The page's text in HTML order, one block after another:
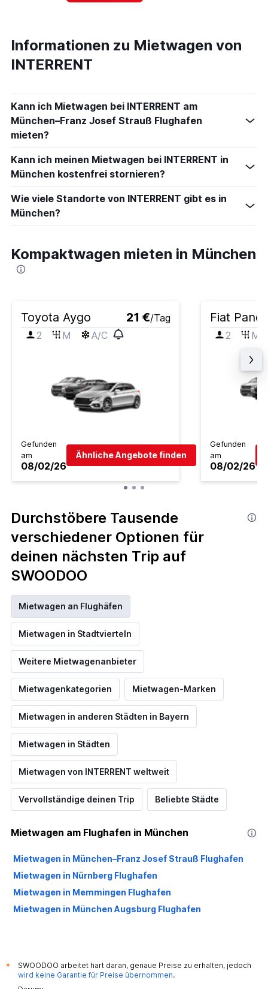
Informationen zu Mietwagen von
INTERRENT
Kann ich Mietwagen bei INTERRENT am
München–Franz Josef Strauß Flughafen
mieten?
Kann ich meinen Mietwagen bei INTERRENT in
München kostenfrei stornieren?
Wie viele Standorte von INTERRENT gibt es in
München?
Kompaktwagen mieten in München
Toyota Aygo 21 €/Tag
2
M A/C
Gefunden
am
08/02/26
Ähnliche Angebote finden
Fiat
2 M
Gefunden
am
08/02/26
Durchstöbere Tausende
verschiedener Optionen für
deinen nächsten Trip auf
SWOODOO
Mietwagen an Flughäfen
Mietwagen in Stadtvierteln
Weitere Mietwagenanbieter
Mietwagenkategorien Mietwagen-Marken
Mietwagen in anderen Städten in Bayern
Mietwagen in Städten
Mietwagen von INTERRENT weltweit
Vervollständige deinen Trip Beliebte Städte
Mietwagen am Flughafen in München
Mietwagen in München–Franz Josef Strauß Flughafen
Mietwagen in Nürnberg Flughafen
Mietwagen in Memmingen Flughafen
Mietwagen in München Augsburg Flughafen
*
SWOODOO arbeitet hart daran, genaue Preise zu erhalten, jedoch
wird keine Garantie für Preise übernommen.